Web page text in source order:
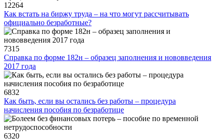
12264
Как встать на биржу труда – на что могут рассчитывать
официально безработные?
7315
Справка по форме 182н – образец заполнения и нововведения
2017 года
6832
Как быть, если вы остались без работы – процедура
начисления пособия по безработице
6320